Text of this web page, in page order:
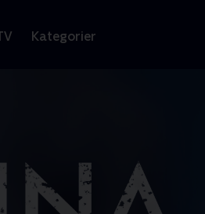
Kategorier